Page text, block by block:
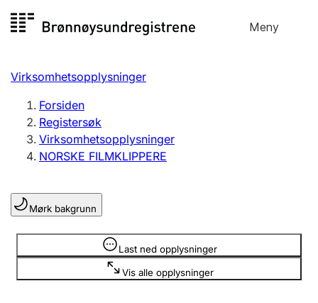
til
Meny
Registersøk
Aksjeselskap
Enkeltpersonforetak
Registrere, endre, slette
Lag og forening
Registrere, endre, slette
Virksomhetsopplysninger
Forsiden
Registersøk
Virksomhetsopplysninger
NORSKE FILMKLIPPERE
Mørk bakgrunn
Last ned opplysninger
Vis alle opplysninger
Opplysninger er skjult